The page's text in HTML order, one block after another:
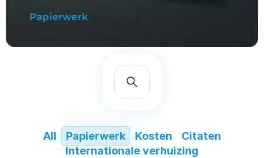
Papierwerk
All Papierwerk Kosten
Citaten
Internationale verhuizing